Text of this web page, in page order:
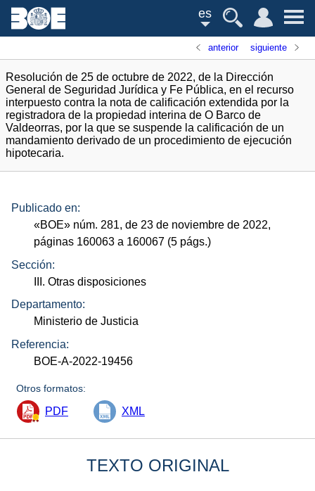
es
anterior siguiente
Resolución de 25 de octubre de 2022, de la Dirección
General de Seguridad Jurídica y Fe Pública, en el recurso
interpuesto contra la nota de calificación extendida por la
registradora de la propiedad interina de O Barco de
Valdeorras, por la que se suspende la calificación de un
mandamiento derivado de un procedimiento de ejecución
hipotecaria.
Publicado en:
«BOE» núm. 281, de 23 de noviembre de 2022,
páginas 160063 a 160067 (5 págs.)
Sección:
III. Otras disposiciones
Departamento:
Ministerio de Justicia
Referencia:
BOE-A-2022-19456
Otros formatos:
PDF XML
TEXTO ORIGINAL